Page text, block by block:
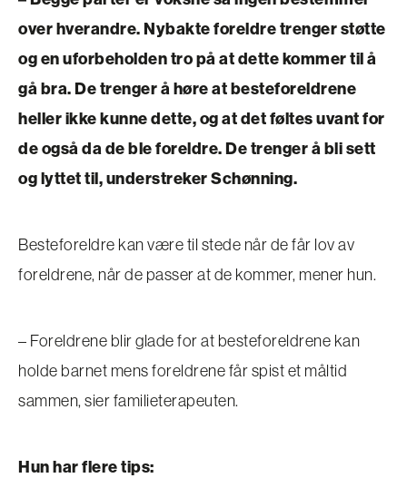
over hverandre. Nybakte foreldre trenger støtte
og en uforbeholden tro på at dette kommer til å
gå bra. De trenger å høre at besteforeldrene
heller ikke kunne dette, og at det føltes uvant for
de også da de ble foreldre. De trenger å bli sett
og lyttet til, understreker Schønning.
Besteforeldre kan være til stede når de får lov av
foreldrene, når de passer at de kommer, mener hun.
– Foreldrene blir glade for at besteforeldrene kan
holde barnet mens foreldrene får spist et måltid
sammen, sier familieterapeuten.
Hun har flere tips: